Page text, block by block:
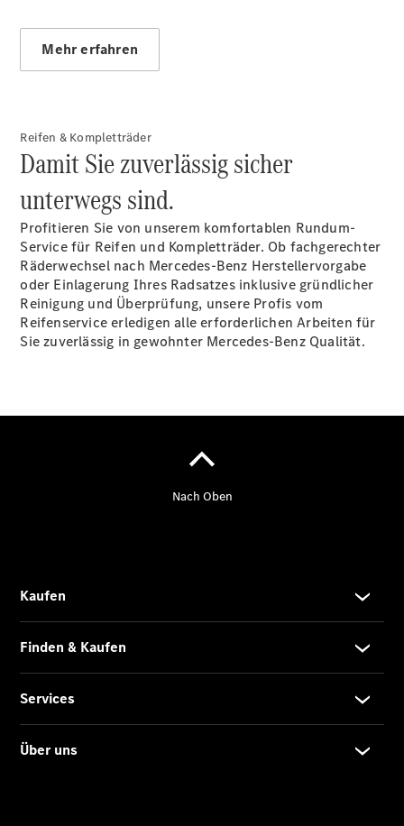
Mehr erfahren
Reifen & Kompletträder
Damit Sie zuverlässig sicher
unterwegs sind.
Profitieren Sie von unserem komfortablen Rundum-
Service für Reifen und Kompletträder. Ob fachgerechter
Räderwechsel nach Mercedes-Benz Herstellervorgabe
oder Einlagerung Ihres Radsatzes inklusive gründlicher
Reinigung und Überprüfung, unsere Profis vom
Reifenservice erledigen alle erforderlichen Arbeiten für
Sie zuverlässig in gewohnter Mercedes-Benz Qualität.